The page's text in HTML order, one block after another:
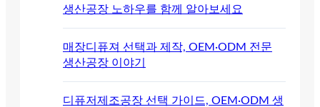
생산공장 노하우를 함께 알아보세요
매장디퓨져 선택과 제작, OEM·ODM 전문
생산공장 이야기
디퓨저제조공장 선택 가이드, OEM·ODM 생